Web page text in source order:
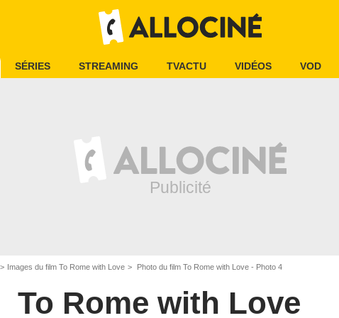
SÉRIES STREAMING TVACTU VIDÉOS VOD
Images du film To Rome with Love Photo du film To Rome with Love - Photo 4
To Rome with Love